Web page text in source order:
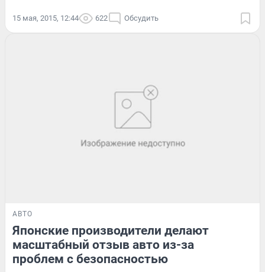
15 мая, 2015, 12:44 622 Обсудить
АВТО
Японские производители делают
масштабный отзыв авто из-за
проблем с безопасностью